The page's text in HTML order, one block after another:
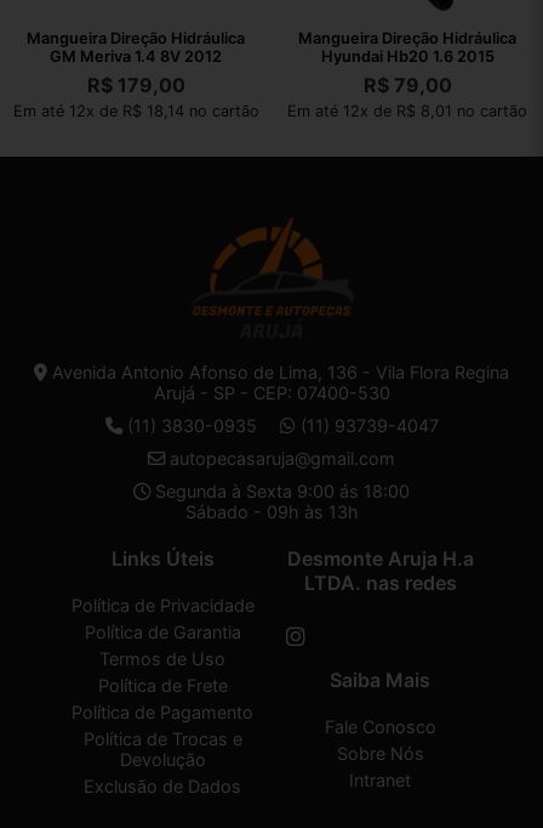
Mangueira Direção Hidráulica
GM Meriva 1.4 8V 2012
R$179,00
Em até 12x de R$ 18,14 no cartão
Mangueira Direção Hidráulica
Hyundai Hb20 1.6 2015
R$79,00
Em até 12x de R$ 8,01 no cartão
Avenida Antonio Afonso de Lima, 136 - Vila Flora Regina
Arujá - SP - CEP: 07400-530
(11) 3830-0935
(11) 93739-4047
autopecasaruja@gmail.com
Segunda à Sexta 9:00 ás 18:00
Sábado - 09h às 13h
Links Úteis
Política de Privacidade
Política de Garantia
Termos de Uso
Política de Frete
Política de Pagamento
Política de Trocas e
Devolução
Exclusão de Dados
Desmonte Aruja H.a
LTDA. nas redes
Saiba Mais
Fale Conosco
Sobre Nós
Intranet